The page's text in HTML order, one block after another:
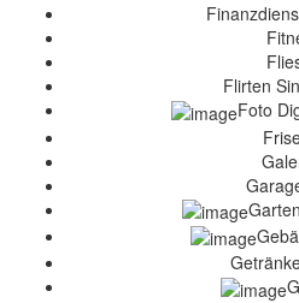
Flirten
Foto